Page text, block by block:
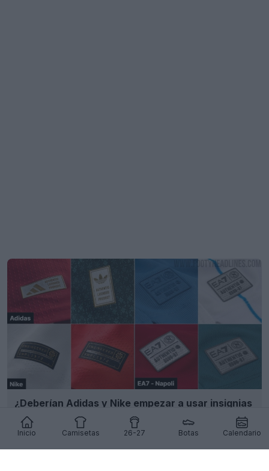
Inicio Camisetas 26-27 Botas Calendario
¿Deberían Adidas y Nike empezar a usar insignias
de autenticidad escaneables?
10 3.8K